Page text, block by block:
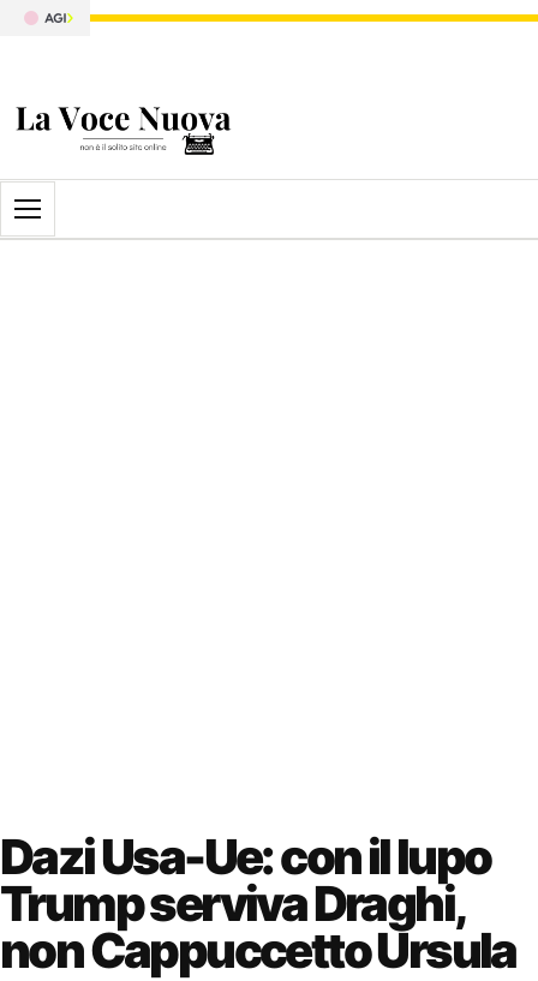
Apri il menu
Dazi Usa-Ue: con il lupo
Trump serviva Draghi,
non Cappuccetto Ursula